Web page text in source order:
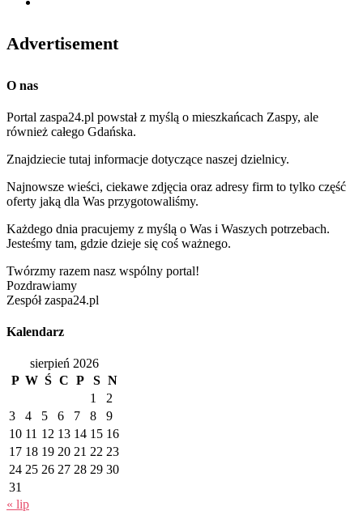
Advertisement
O nas
Portal zaspa24.pl powstał z myślą o mieszkańcach Zaspy, ale
również całego Gdańska.
Znajdziecie tutaj informacje dotyczące naszej dzielnicy.
Najnowsze wieści, ciekawe zdjęcia oraz adresy firm to tylko część
oferty jaką dla Was przygotowaliśmy.
Każdego dnia pracujemy z myślą o Was i Waszych potrzebach.
Jesteśmy tam, gdzie dzieje się coś ważnego.
Twórzmy razem nasz wspólny portal!
Pozdrawiamy
Zespół zaspa24.pl
Kalendarz
sierpień 2026
P W Ś C P S N
1
2
3
4 5 6 7 8
9
10 11 12 13 14 15 16
17 18 19 20 21 22 23
24 25 26 27 28 29 30
31
« lip